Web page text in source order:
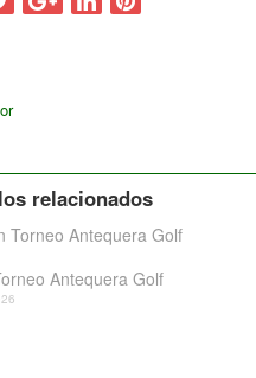
relacionados
Antequera Golf